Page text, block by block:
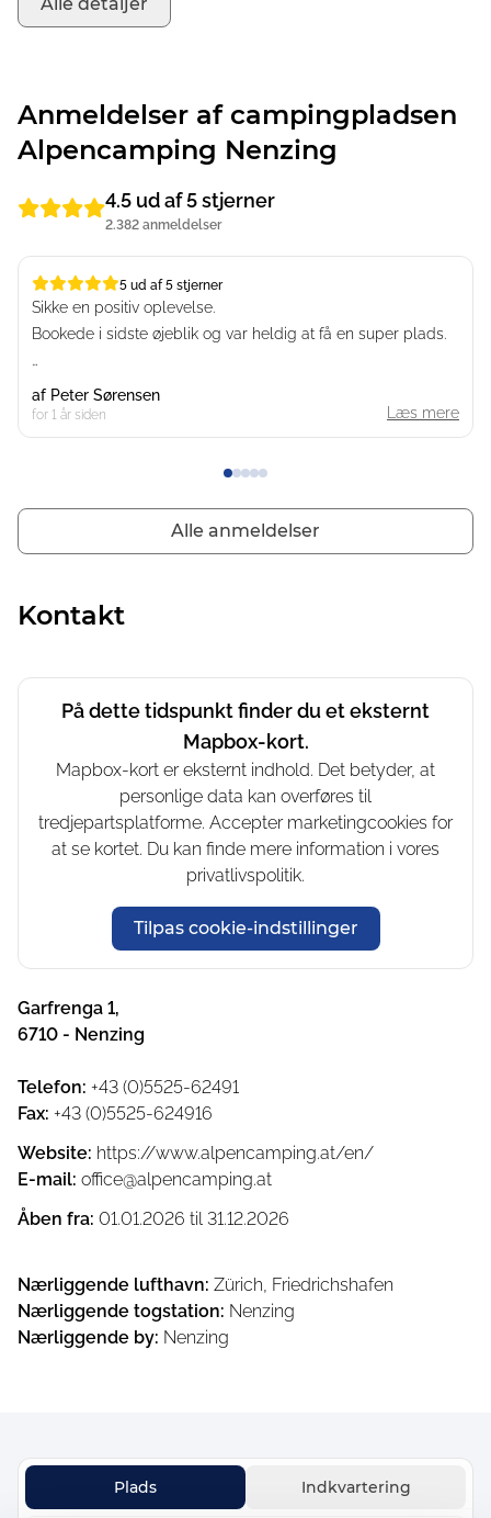
Anmeldelser af campingpladsen
Alpencamping Nenzing
4.5 ud af 5 stjerner
2.382 anmeldelser
5 ud af 5 stjerner5 ud af 5 stjerner
Sikke en positiv oplevelse.
Bookede i sidste øjeblik og var heldig at få en super plads.
Beliggenhed, faciliteter, service og oplevelsen er i top.
Bestemt ikke sidste besøg her.
af Peter Sørensen
for 1 år siden Læs mere
Alle anmeldelser
Kontakt
På dette tidspunkt finder du et eksternt
Mapbox-kort.
Mapbox-kort er eksternt indhold. Det betyder, at
personlige data kan overføres til
tredjepartsplatforme. Accepter marketingcookies for
at se kortet. Du kan finde mere information i vores
privatlivspolitik.
Tilpas cookie-indstillinger
Garfrenga 1,
6710 - Nenzing
Telefon: +43 (0)5525-62491
Fax: +43 (0)5525-624916
Website: https://www.alpencamping.at/en/
E-mail: office@alpencamping.at
Åben fra: 01.01.2026 til 31.12.2026
Nærliggende lufthavn: Zürich, Friedrichshafen
Nærliggende togstation: Nenzing
Nærliggende by: Nenzing
Plads Indkvartering